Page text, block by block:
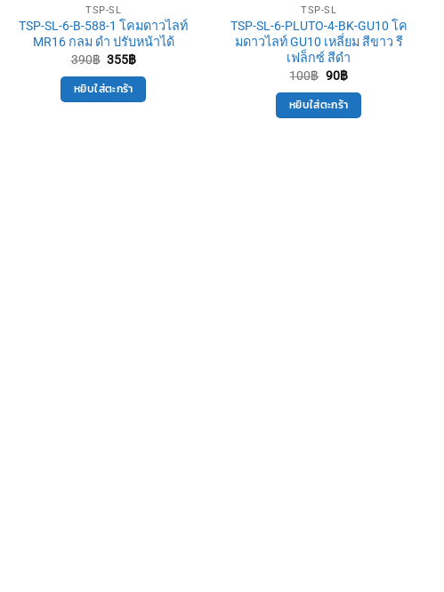
TSP-SL
TSP-SL-6-B-588-1 โคมดาวไลท์
MR16 กลม ดำ ปรับหน้าได้
390฿ Original
was:
390฿.
355฿Current
is:
355฿.
หยิบใส่ตะกร้า
TSP-SL
TSP-SL-6-PLUTO-4-BK-GU10 โค
มดาวไลท์ GU10 เหลี่ยม สีขาว รี
เฟล็กซ์ สีดำ
100฿ Original
was:
100฿.
90฿Current
is:
90฿.
หยิบใส่ตะกร้า